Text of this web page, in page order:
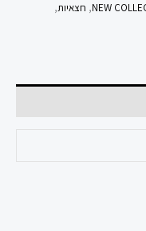
NEW
, חצאיות,